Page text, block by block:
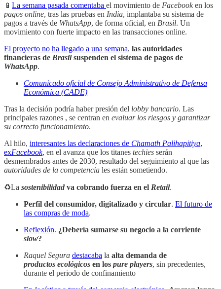
📱 La semana pasada comentaba el movimiento de Facebooken los
pagos online, tras las pruebas en India, implantaba su sistema de
pagos a través de WhatsApp, de forma oficial, en Brasil. Un
movimiento con fuerte impacto en las transacciones online.
El proyecto no ha llegado a una semana, las autoridades
financieras de Brasilsuspenden el sistema de pagos de
WhatsApp.
Comunicado oficial de Consejo Administrativo de Defensa
Económica (CADE)
Tras la decisión podría haber presión del lobby bancario. Las
principales razones , se centran en evaluar los riesgos y garantizar
su correcto funcionamiento.
Al hilo, interesantes las declaraciones de Chamath Palihapitiya,
exFacebook, en el avanza que los titanes techies serán
desmembrados antes de 2030, resultado del seguimiento al que las
autoridades de la competencia les están sometiendo.
♻️La sostenibilidad va cobrando fuerza en el Retail.
Perfil del consumidor, digitalizado y circular. El futuro de
las compras de moda.
Reflexión. ¿Debería sumarse su negocio a la corriente
slow?
Raquel Segura destacaba la alta demanda de
productos ecológicos en los pure players, sin precedentes,
durante el periodo de confinamiento